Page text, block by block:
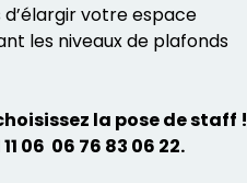
votre espace
les niveaux de plafonds
la pose de staff !
06 06 76 83 06 22.